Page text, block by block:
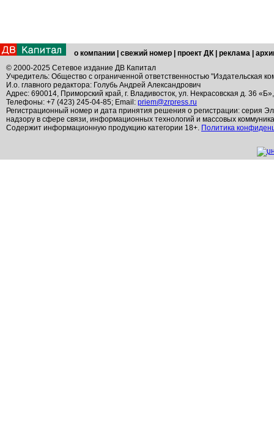
о компании свежий номер проект ДК реклама
© 2000-2025 Сетевое издание ДВ Капитал
Учредитель: Общество с ограниченной ответственностью "Издательская
И.о. главного редактора: Голубь Андрей Александрович
Адрес: 690014, Приморский край, г. Владивосток, ул. Некрасовская д. 36
Телефоны: +7 (423) 245-04-85; Email: priem@zrpress.ru
Регистрационный номер и дата принятия решения о регистрации: серия
надзору в сфере связи, информационных технологий и массовых
Содержит информационную продукцию категории 18+. Политика